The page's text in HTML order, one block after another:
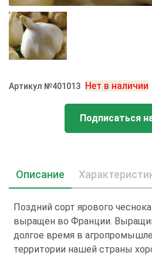
Артикул №401013 Нет в наличии
Подписаться
Описание
Поздний сорт ярового
выращен во Франции.
долгое время в
территории нашей страны